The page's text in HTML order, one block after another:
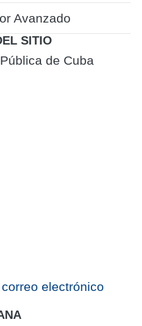
Avanzado
SITIO
de Cuba
electrónico